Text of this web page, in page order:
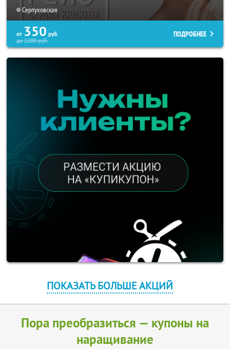
Серпуховская
от 350 руб.
до2200руб.
ПОДРОБНЕЕ
ПОКАЗАТЬ БОЛЬШЕ АКЦИЙ
Пора преобразиться — купоны на
наращивание